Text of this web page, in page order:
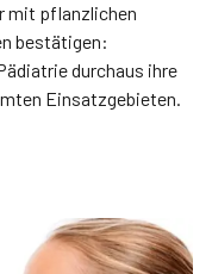
mit pflanzlichen
bestätigen:
durchaus ihre
Einsatzgebieten.